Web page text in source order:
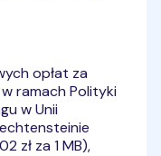
opłat za
ramach Polityki
w Unii
zł za 1 MB),